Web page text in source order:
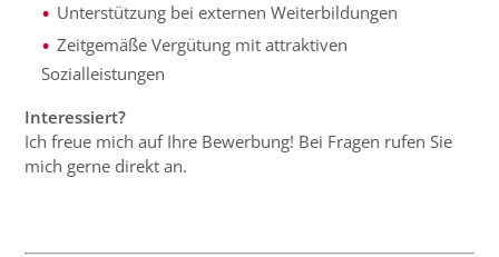
Unterstützung bei externen Weiterbildungen
Zeitgemäße Vergütung mit attraktiven
Sozialleistungen
Interessiert?
Ich freue mich auf Ihre Bewerbung! Bei Fragen rufen Sie
mich gerne direkt an.